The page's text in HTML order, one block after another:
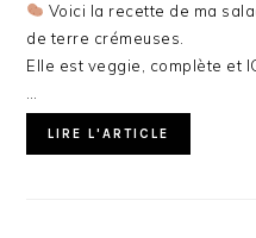
Voici la recette de ma
de terre crémeuses.
Elle est veggie, complète et
LIRE L'ARTICLE